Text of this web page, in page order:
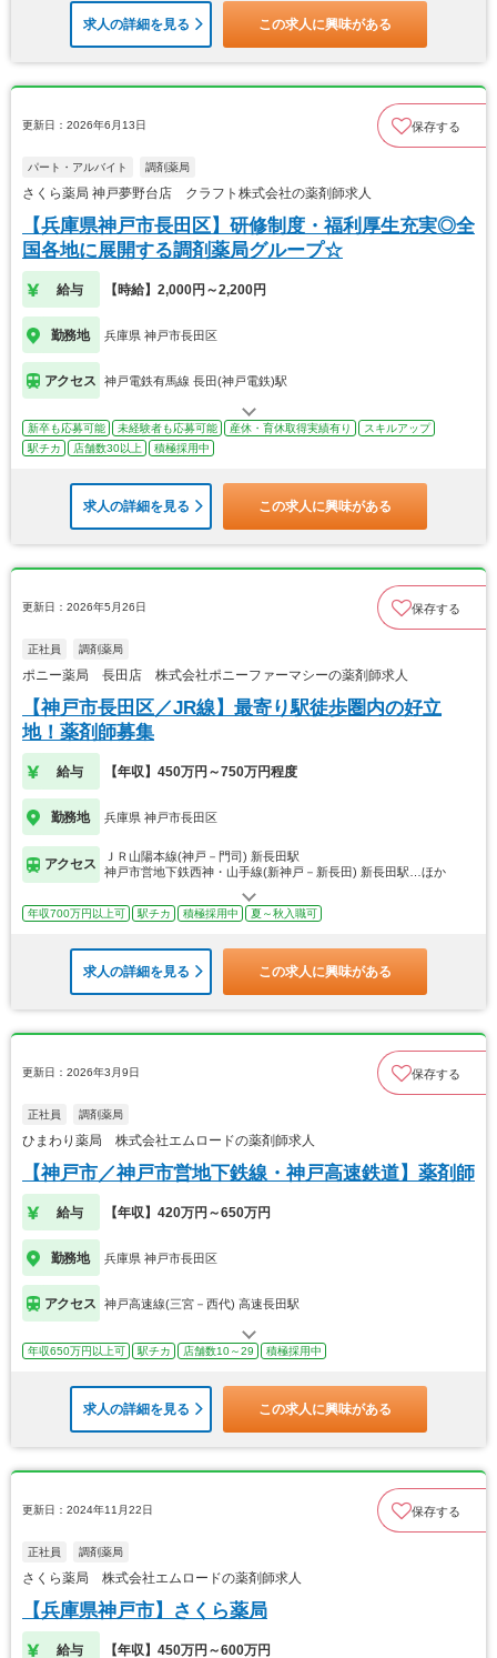
求人の詳細を見る この求人に興味がある
更新日：2026年6月13日 保存する
パート・アルバイト 調剤薬局
さくら薬局 神戸夢野台店 クラフト株式会社の薬剤師求人
【兵庫県神戸市長田区】研修制度・福利厚生充実◎全
国各地に展開する調剤薬局グループ☆
給与 【時給】2,000円～2,200円
勤務地 兵庫県 神戸市長田区
アクセス 神戸電鉄有馬線 長田(神戸電鉄)駅
新卒も応募可能 未経験者も応募可能 産休・育休取得実績有り
スキルアップ
駅チカ
店舗数30以上 積極採用中
求人の詳細を見る この求人に興味がある
更新日：2026年5月26日 保存する
正社員 調剤薬局
ポニー薬局 長田店 株式会社ポニーファーマシーの薬剤師求人
【神戸市長田区／JR線】最寄り駅徒歩圏内の好立
地！薬剤師募集
給与 【年収】450万円～750万円程度
勤務地 兵庫県 神戸市長田区
アクセス
ＪＲ山陽本線(神戸－門司) 新長田駅
神戸市営地下鉄西神・山手線(新神戸－新長田) 新長田駅…ほか
年収700万円以上可 駅チカ 積極採用中 夏～秋入職可
求人の詳細を見る この求人に興味がある
更新日：2026年3月9日 保存する
正社員 調剤薬局
ひまわり薬局 株式会社エムロードの薬剤師求人
【神戸市／神戸市営地下鉄線・神戸高速鉄道】薬剤師
給与 【年収】420万円～650万円
勤務地 兵庫県 神戸市長田区
アクセス 神戸高速線(三宮－西代) 高速長田駅
年収650万円以上可 駅チカ 店舗数10～29 積極採用中
求人の詳細を見る この求人に興味がある
更新日：2024年11月22日 保存する
正社員 調剤薬局
さくら薬局 株式会社エムロードの薬剤師求人
【兵庫県神戸市】さくら薬局
給与 【年収】450万円～600万円